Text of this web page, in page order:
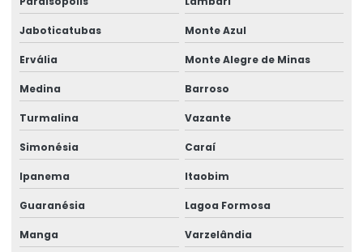
Perícia médica administrativa
Perícia médica em casos de acidente de trabalho
Perícia médica cível
Perícia médica corporativa
Perícia médica para empresas
Perícia médica trabalhista
Jaboticatubas Monte Azul
Ervália Monte Alegre de Minas
Medina Barroso
Turmalina Vazante
Simonésia Caraí
Ipanema Itaobim
Guaranésia Lagoa Formosa
Manga Varzelândia